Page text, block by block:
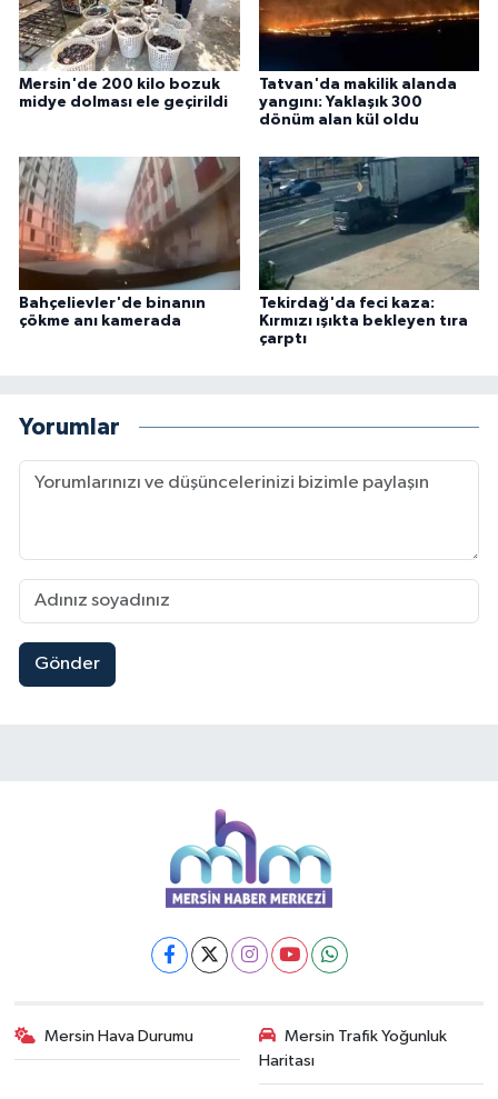
Mersin'de 200 kilo bozuk
midye dolması ele geçirildi
Tatvan'da makilik alanda
yangını: Yaklaşık 300
dönüm alan kül oldu
Bahçelievler'de binanın
çökme anı kamerada
Tekirdağ'da feci kaza:
Kırmızı ışıkta bekleyen tıra
çarptı
Yorumlar
Gönder
Mersin Hava Durumu
Mersin Trafik Yoğunluk
Haritası